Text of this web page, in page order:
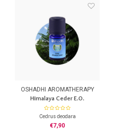
OSHADHI AROMATHERAPY
Himalaya Ceder E.O.
Cedrus deodara
100% zuivere essentiele olie
€7,90